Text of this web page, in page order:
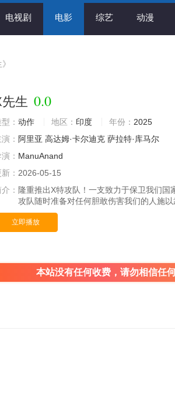
电视剧 电影 综艺 动漫
生 0.0
： 动作 地区： 印度 年份： 2025
： 阿里亚 高达姆·卡尔迪克 萨拉特·库马尔
： ManuAnand
： 2026-05-15
： 隆重推出X特攻队！一支致力于保卫我们
攻队随时准备对任何胆敢伤害我们的人施以
立即播放
本站没有任何收费，请勿相信任